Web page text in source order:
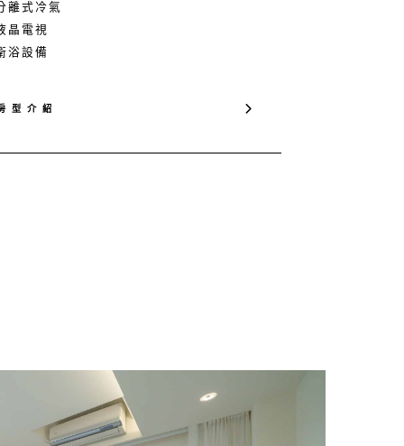
離式冷氣
晶電視
浴設備
型 介 紹